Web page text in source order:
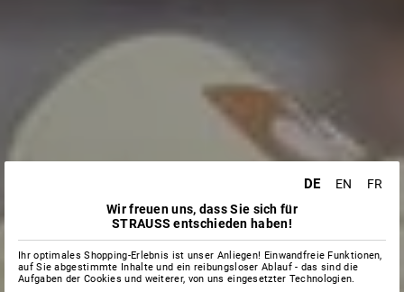
DE EN
FR
Wir freuen uns, dass Sie sich für
STRAUSS entschieden haben!
Ihr optimales Shopping-Erlebnis ist unser Anliegen! Einwandfreie Funktionen,
auf Sie abgestimmte Inhalte und ein reibungsloser Ablauf - das sind die
Aufgaben der Cookies und weiterer, von uns eingesetzter Technologien.